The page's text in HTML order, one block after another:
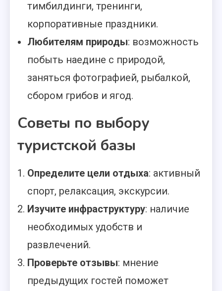
тимбилдинги, тренинги,
корпоративные праздники.
Любителям природы: возможность
побыть наедине с природой,
заняться фотографией, рыбалкой,
сбором грибов и ягод.
Советы по выбору
туристской базы
Определите цели отдыха: активный
спорт, релаксация, экскурсии.
Изучите инфраструктуру: наличие
необходимых удобств и
развлечений.
Проверьте отзывы: мнение
предыдущих гостей поможет